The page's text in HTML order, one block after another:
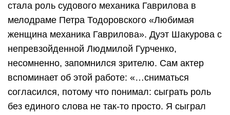
стала роль судового механика Гаврилова в
мелодраме Петра Тодоровского «Любимая
женщина механика Гаврилова». Дуэт Шакурова с
непревзойденной Людмилой Гурченко,
несомненно, запомнился зрителю. Сам актер
вспоминает об этой работе: «…сниматься
согласился, потому что понимал: сыграть роль
без единого слова не так-то просто. Я сыграл